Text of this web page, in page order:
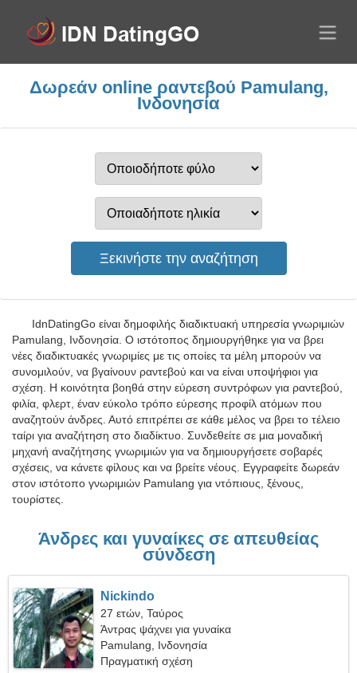
Δωρεάν online ραντεβού Pamulang,
Ινδονησία
IdnDatingGo είναι δημοφιλής διαδικτυακή υπηρεσία γνωριμιών
Pamulang, Ινδονησία. Ο ιστότοπος δημιουργήθηκε για να βρει
νέες διαδικτυακές γνωριμίες με τις οποίες τα μέλη μπορούν να
συνομιλούν, να βγαίνουν ραντεβού και να είναι υποψήφιοι για
σχέση. Η κοινότητα βοηθά στην εύρεση συντρόφων για ραντεβού,
φιλία, φλερτ, έναν εύκολο τρόπο εύρεσης προφίλ ατόμων που
αναζητούν άνδρες. Αυτό επιτρέπει σε κάθε μέλος να βρει το τέλειο
ταίρι για αναζήτηση στο διαδίκτυο. Συνδεθείτε σε μια μοναδική
μηχανή αναζήτησης γνωριμιών για να δημιουργήσετε σοβαρές
σχέσεις, να κάνετε φίλους και να βρείτε νέους. Εγγραφείτε δωρεάν
στον ιστότοπο γνωριμιών Pamulang για ντόπιους, ξένους,
τουρίστες.
Άνδρες και γυναίκες σε απευθείας
σύνδεση
Nickindo
27 ετών, Ταύρος
Άντρας ψάχνει για γυναίκα
Pamulang, Ινδονησία
Πραγματική σχέση